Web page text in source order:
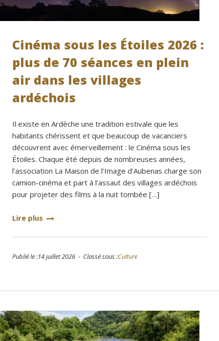
Cinéma sous les Étoiles 2026 :
plus de 70 séances en plein
air dans les villages
ardéchois
Il existe en Ardèche une tradition estivale que les
habitants chérissent et que beaucoup de vacanciers
découvrent avec émerveillement : le Cinéma sous les
Étoiles. Chaque été depuis de nombreuses années,
l’association La Maison de l’Image d’Aubenas charge son
camion-cinéma et part à l’assaut des villages ardéchois
pour projeter des films à la nuit tombée […]
Lire plus
Publié le :14 juillet 2026 - Classé sous :Culture